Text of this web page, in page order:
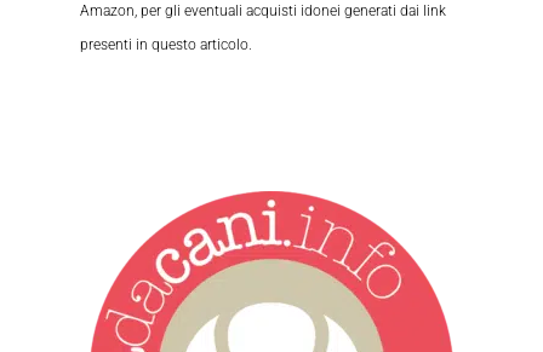
Amazon, per gli eventuali acquisti idonei generati dai link
presenti in questo articolo.